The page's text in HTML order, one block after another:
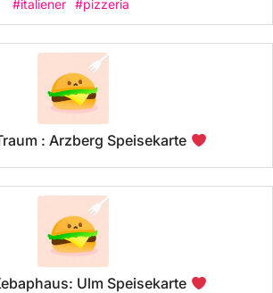
#italiener #pizzeria
: Arzberg Speisekarte
Ulm Speisekarte